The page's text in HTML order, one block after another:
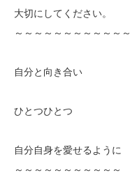
大切にしてください。
～～～～～～～～～～～～
自分と向き合い
ひとつひとつ
自分自身を愛せるように
～～～～～～～～～～～